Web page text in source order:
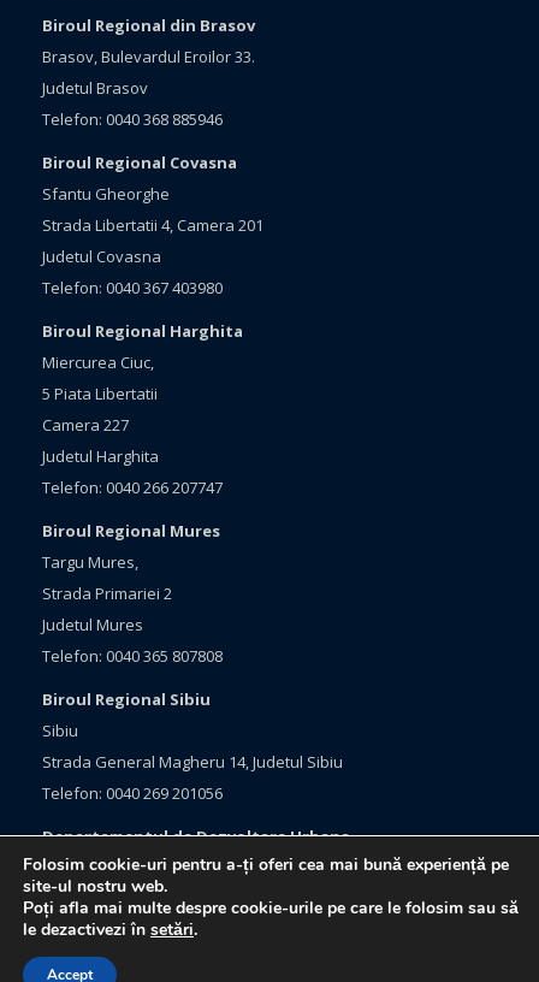
Biroul Regional din Brasov
Brasov, Bulevardul Eroilor 33.
Judetul Brasov
Telefon: 0040 368 885946
Biroul Regional Covasna
Sfantu Gheorghe
Strada Libertatii 4, Camera 201
Judetul Covasna
Telefon: 0040 367 403980
Biroul Regional Harghita
Miercurea Ciuc,
5 Piata Libertatii
Camera 227
Judetul Harghita
Telefon: 0040 266 207747
Biroul Regional Mures
Targu Mures,
Strada Primariei 2
Judetul Mures
Telefon: 0040 365 807808
Biroul Regional Sibiu
Sibiu
Strada General Magheru 14, Judetul Sibiu
Telefon: 0040 269 201056
Departamentul de Dezvoltare Urbana
Brasov, Bulevardul Eroilor 33
Judetul Brasov
Telefon: 0040 368 415760
Folosim cookie-uri pentru a-ți oferi cea mai bună experiență pe
site-ul nostru web.
Poți afla mai multe despre cookie-urile pe care le folosim sau să
le dezactivezi în setări.
Accept